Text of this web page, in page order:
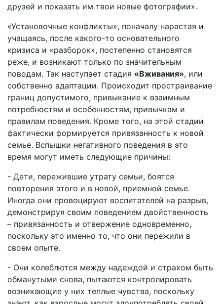
друзей и показать им твои новые фотографии».
«Установочные конфликты», поначалу нарастая и
учащаясь, после какого-то основательного
кризиса и «разборок», постепенно становятся
реже, и возникают только по значительным
поводам. Так наступает стадия «Вживания», или
собственно адаптации. Происходит простраивание
границ допустимого, привыкание к взаимным
потребностям и особенностям, привычкам и
правилам поведения. Кроме того, на этой стадии
фактически формируется привязанность к новой
семье. Вспышки негативного поведения в это
время могут иметь следующие причины:
- Дети, пережившие утрату семьи, боятся
повторения этого и в новой, приемной семье.
Иногда они провоцируют воспитателей на разрыв,
демонстрируя своим поведением двойственность
– привязанность и отвержение одновременно,
поскольку это именно то, что они пережили в
своем опыте.
- Они колеблются между надеждой и страхом быть
обманутыми снова, пытаются контролировать
возникающие у них теплые чувства, поскольку